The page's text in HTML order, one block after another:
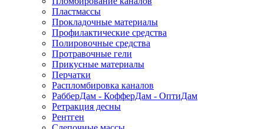
Пластмассы
Прокладочные материалы
Профилактические средства
Полировочные средства
Протравочные гели
Прикусные материалы
Перчатки
Распломбировка каналов
РабберДам - КофферДам - ОптиДам
Ретракция десны
Рентген